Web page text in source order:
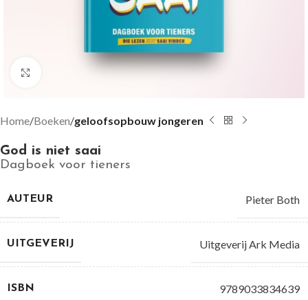
Groter bekijken
Home Boeken geloofsopbouw jongeren
God is niet saai
Dagboek voor tieners
AUTEUR Pieter Both
UITGEVERIJ Uitgeverij Ark Media
ISBN 9789033834639